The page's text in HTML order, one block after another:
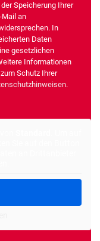
Speicherung Ihrer
Mail an
In
Daten
gesetzlichen
Informationen
Schutz Ihrer
.